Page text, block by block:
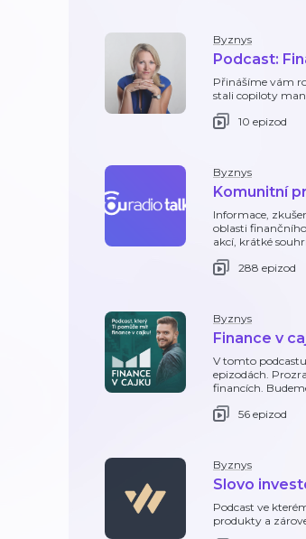
Byznys
Podcast:
Přinášíme vám
stali copiloty
10 epizod
Byznys
Komunitní
Informace,
oblasti
akcí, krátké
288 epizod
Byznys
Finance v
V tomto
epizodách.
financích.
56 epizod
Byznys
Slovo
Podcast ve
produkty a